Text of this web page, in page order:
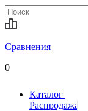
Сравнения
0
Каталог
Распродажа